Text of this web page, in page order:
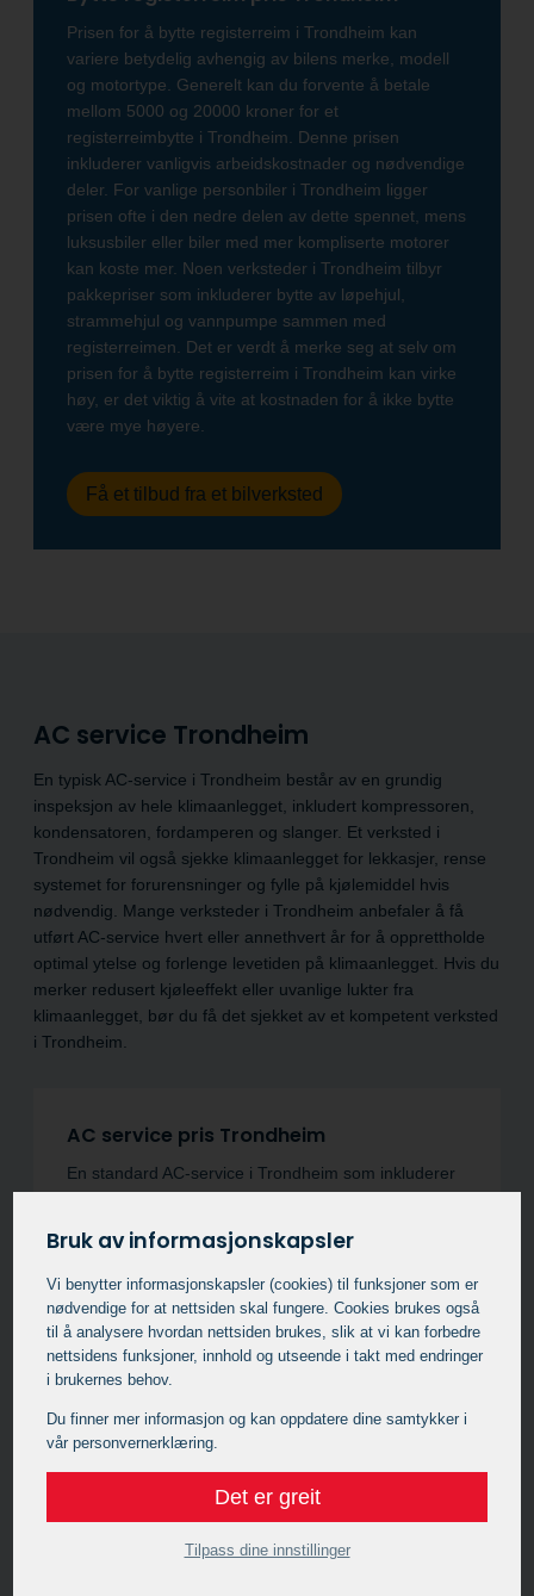
Prisen for å bytte registerreim i Trondheim kan
variere betydelig avhengig av bilens merke, modell
og motortype. Generelt kan du forvente å betale
mellom 5000 og 20000 kroner for et
registerreimbytte i Trondheim. Denne prisen
inkluderer vanligvis arbeidskostnader og nødvendige
deler. For vanlige personbiler i Trondheim ligger
prisen ofte i den nedre delen av dette spennet, mens
luksusbiler eller biler med mer kompliserte motorer
kan koste mer. Noen verksteder i Trondheim tilbyr
pakkepriser som inkluderer bytte av løpehjul,
strammehjul og vannpumpe sammen med
registerreimen. Det er verdt å merke seg at selv om
prisen for å bytte registerreim i Trondheim kan virke
høy, er det viktig å vite at kostnaden for å ikke bytte
være mye høyere.
Få et tilbud fra et bilverksted
AC service Trondheim
En typisk AC-service i Trondheim består av en grundig
inspeksjon av hele klimaanlegget, inkludert kompressoren,
kondensatoren, fordamperen og slanger. Et verksted i
Trondheim vil også sjekke klimaanlegget for lekkasjer, rense
systemet for forurensninger og fylle på kjølemiddel hvis
nødvendig. Mange verksteder i Trondheim anbefaler å få
utført AC-service hvert eller annethvert år for å opprettholde
optimal ytelse og forlenge levetiden på klimaanlegget. Hvis du
merker redusert kjøleeffekt eller uvanlige lukter fra
klimaanlegget, bør du få det sjekket av et kompetent verksted
i Trondheim.
AC service pris Trondheim
En standard AC-service i Trondheim som inkluderer
kjølemiddel.
Mer omfattende reparasjoner, som utskifting av
kompressor eller kondensator i Trondheim, kan
koste betydelig mer. Likevel er regelmessig
vedlikehold av AC-systemet i Trondheim den beste
måten å unngå kostbare reparasjoner på i
fremtiden.
Bruk av informasjonskapsler
Vi benytter informasjons­kapsler (cookies) til funksjoner som er
nødvendige for at nettsiden skal fungere. Cookies brukes også
til å analysere hvordan nettsiden brukes, slik at vi kan forbedre
nettsidens funksjoner, innhold og utseende i takt med endringer
i brukernes behov.
Du finner mer informasjon og kan oppdatere dine samtykker i
vår personvernerklæring.
Det er greit
Tilpass dine innstillinger